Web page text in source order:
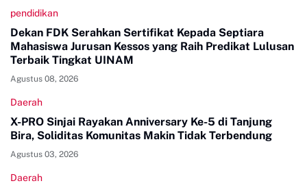
pendidikan
Dekan FDK Serahkan Sertifikat Kepada Septiara
Mahasiswa Jurusan Kessos yang Raih Predikat Lulusan
Terbaik Tingkat UINAM
Agustus 08, 2026
Daerah
X-PRO Sinjai Rayakan Anniversary Ke-5 di Tanjung
Bira, Soliditas Komunitas Makin Tidak Terbendung
Agustus 03, 2026
Daerah